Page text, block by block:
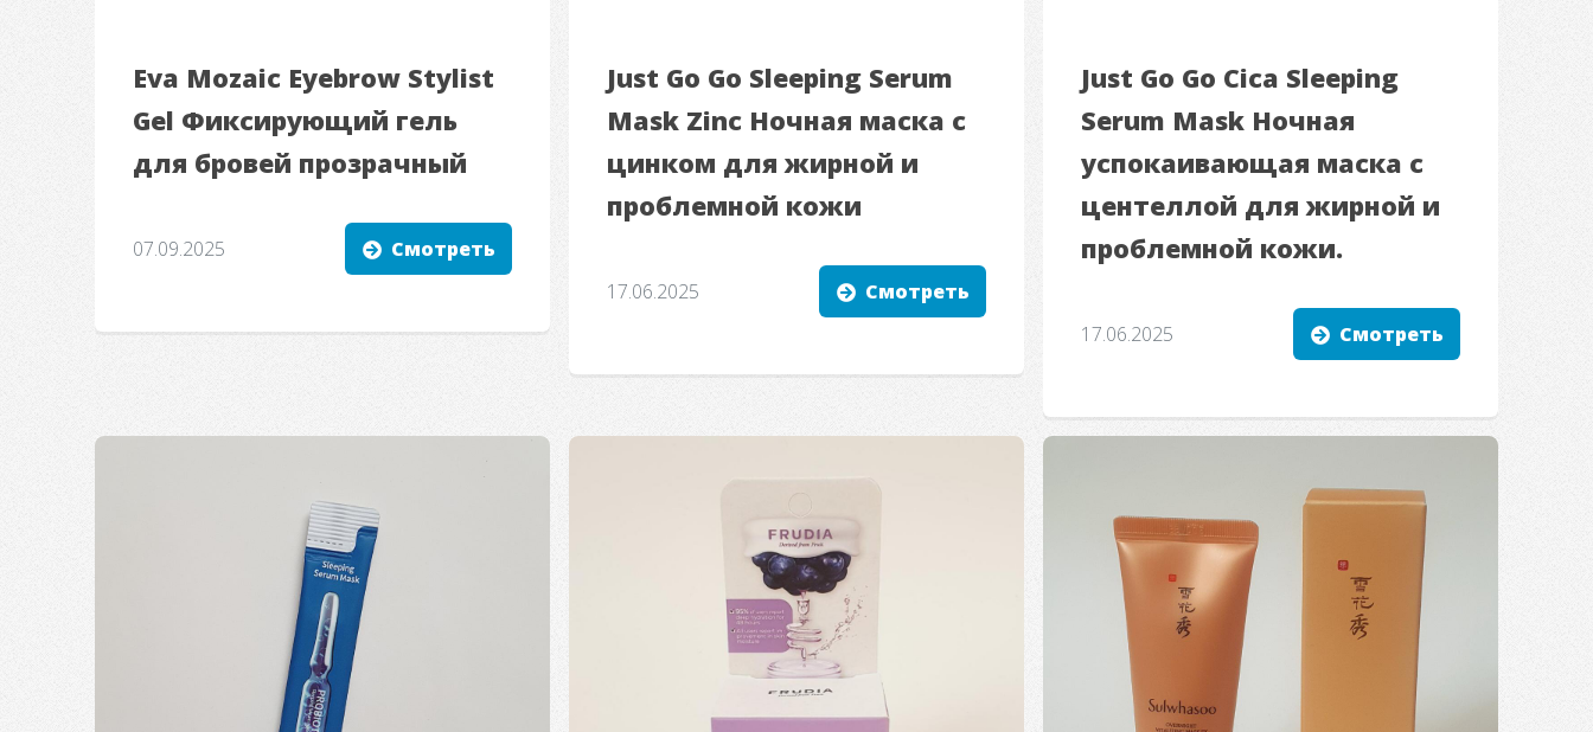
Eva Mozaic Eyebrow Stylist
Gel Фиксирующий гель
для бровей прозрачный
07.09.2025 Смотреть
Just Go Go Sleeping Serum
Mask Zinc Ночная маска с
цинком для жирной и
проблемной кожи
17.06.2025 Смотреть
Just Go Go Cica Sleeping
Serum Mask Ночная
успокаивающая маска с
центеллой для жирной и
проблемной кожи.
17.06.2025 Смотреть